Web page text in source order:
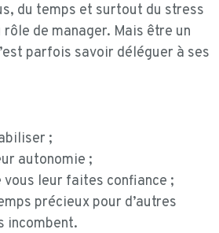
du temps et surtout du stress
de manager. Mais être un
parfois savoir déléguer à ses
;
autonomie ;
vous leur faites confiance ;
précieux pour d’autres
incombent.